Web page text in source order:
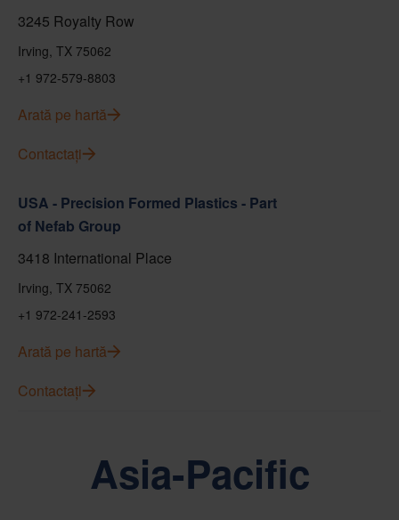
3245 Royalty Row
Irving, TX 75062
+1 972-579-8803
Arată pe hartă
Contactați
USA - Precision Formed Plastics - Part
of Nefab Group
3418 International Place
Irving, TX 75062
+1 972-241-2593
Arată pe hartă
Contactați
Asia-Pacific